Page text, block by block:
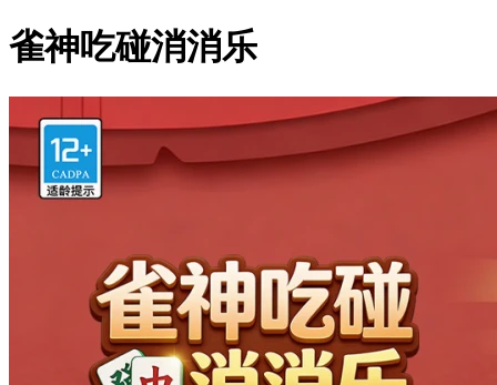
雀神吃碰消消乐